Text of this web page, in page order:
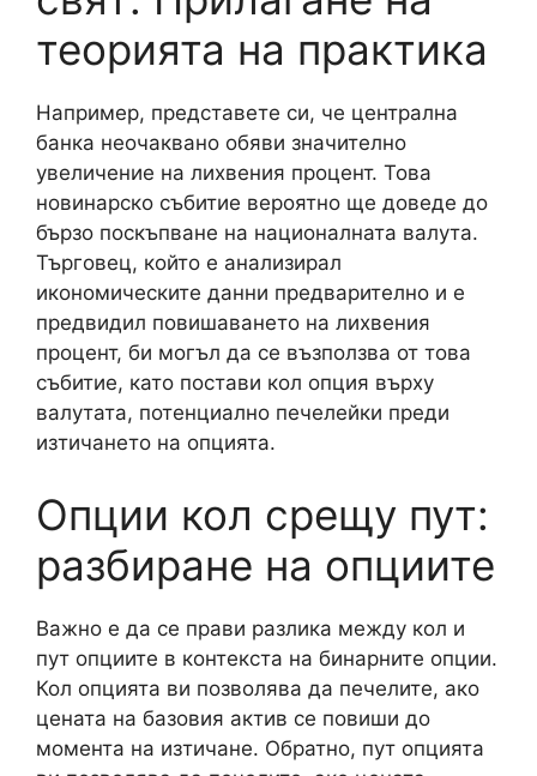
теорията на практика
Например, представете си, че централна
банка неочаквано обяви значително
увеличение на лихвения процент. Това
новинарско събитие вероятно ще доведе до
бързо поскъпване на националната валута.
Търговец, който е анализирал
икономическите данни предварително и е
предвидил повишаването на лихвения
процент, би могъл да се възползва от това
събитие, като постави кол опция върху
валутата, потенциално печелейки преди
изтичането на опцията.
Опции кол срещу пут:
разбиране на опциите
Важно е да се прави разлика между кол и
пут опциите в контекста на бинарните опции.
Кол опцията ви позволява да печелите, ако
цената на базовия актив се повиши до
момента на изтичане. Обратно, пут опцията